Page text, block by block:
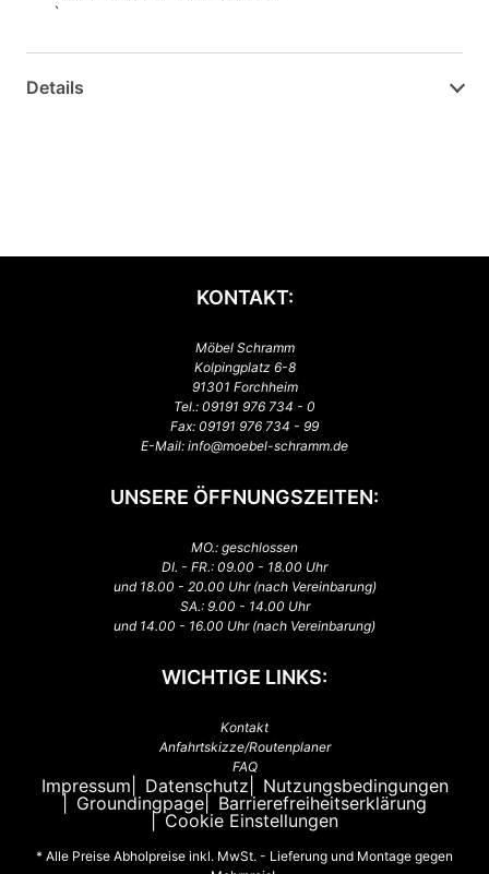
`
Details
KONTAKT:
Möbel Schramm
Kolpingplatz 6-8
91301 Forchheim
Tel.: 09191 976 734 - 0
Fax: 09191 976 734 - 99
E-Mail: info@moebel-schramm.de
UNSERE ÖFFNUNGSZEITEN:
MO.: geschlossen
DI. - FR.: 09.00 - 18.00 Uhr
und 18.00 - 20.00 Uhr (nach Vereinbarung)
SA.: 9.00 - 14.00 Uhr
und 14.00 - 16.00 Uhr (nach Vereinbarung)
WICHTIGE LINKS:
Kontakt
Anfahrtskizze/Routenplaner
FAQ
Impressum Datenschutz
Nutzungsbedingungen
Groundingpage
Barrierefreiheitserklärung
Cookie Einstellungen
* Alle Preise Abholpreise inkl. MwSt. - Lieferung und Montage gegen